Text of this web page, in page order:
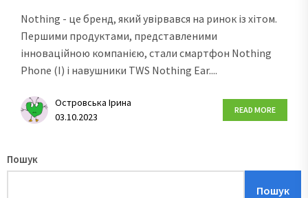
Nothing - це бренд, який увірвався на ринок із хітом.
Першими продуктами, представленими
інноваційною компанією, стали смартфон Nothing
Phone (I) і навушники TWS Nothing Ear....
Островська Ірина
03.10.2023
READ MORE
Пошук
Пошук